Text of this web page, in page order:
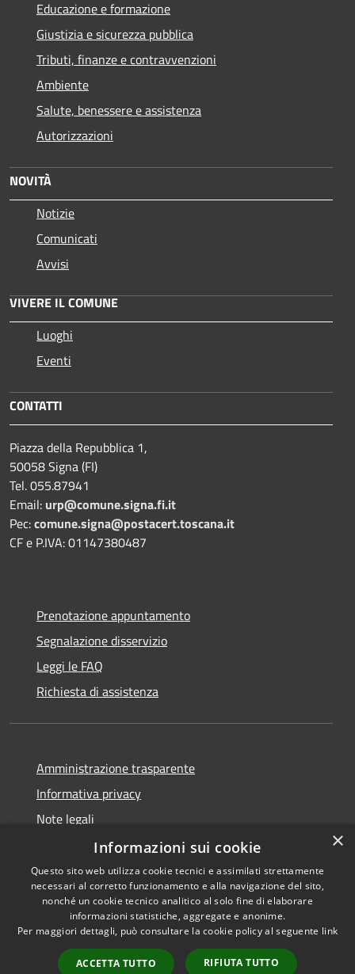
Educazione e formazione
Giustizia e sicurezza pubblica
Tributi, finanze e contravvenzioni
Ambiente
Salute, benessere e assistenza
Autorizzazioni
NOVITÀ
Notizie
Comunicati
Avvisi
VIVERE IL COMUNE
Luoghi
Eventi
CONTATTI
Piazza della Repubblica 1,
50058 Signa (FI)
Tel. 055.87941
Email: urp@comune.signa.fi.it
Pec:comune.signa@postacert.toscana.it
CF e P.IVA: 01147380487
Prenotazione appuntamento
Segnalazione disservizio
Leggi le FAQ
Richiesta di assistenza
Amministrazione trasparente
Informativa privacy
Note legali
Dichiarazione di accessibilità
RSS
Accessibilità
Copyright © 2026 • Comune di
Signa • Powered by
Municipium•
Accesso
×
Informazioni sui cookie
Questo sito web utilizza cookie tecnici e assimilati strettamente
necessari al corretto funzionamento e alla navigazione del sito,
nonché un cookie tecnico analitico al solo fine di elaborare
informazioni statistiche, aggregate e anonime.
Per maggiori dettagli, può consultare la cookie policy al seguente link
ACCETTA TUTTO RIFIUTA TUTTO